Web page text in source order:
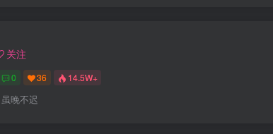
关注
0 36 14.5W+
晚不迟